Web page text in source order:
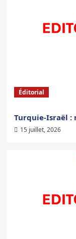
Éditorial
Turquie-Israël :
15 juillet, 2026